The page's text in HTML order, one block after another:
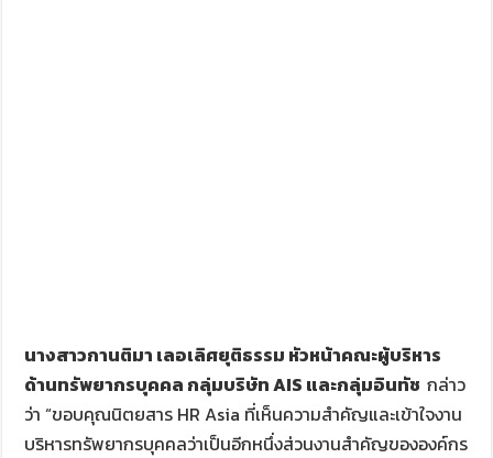
นางสาวกานติมา เลอเลิศยุติธรรม หัวหน้าคณะผู้บริหาร
ด้านทรัพยากรบุคคล กลุ่มบริษัทAIS และกลุ่มอินทัชกล่าว
ว่า “ขอบคุณนิตยสาร HR Asia ที่เห็นความสำคัญและเข้าใจงาน
บริหารทรัพยากรบุคคลว่าเป็นอีกหนึ่งส่วนงานสำคัญขององค์กร